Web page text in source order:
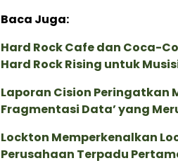
Baca Juga:
Hard Rock Cafe dan Coca-
Hard Rock Rising untuk
Laporan Cision Peringatkan
Fragmentasi Data’ yang
Lockton Memperkenalkan
Perusahaan Terpadu